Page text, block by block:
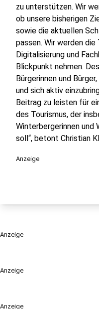
Anzeige
Anzeige
zu unterstützen. Wir
ob unsere bisherigen
sowie die aktuellen
passen. Wir werden
Digitalisierung und
Blickpunkt nehmen.
Bürgerinnen und
und sich aktiv
Beitrag zu leisten für
des Tourismus, der
Winterbergerinnen und
soll“, betont Christian
Anzeige
Anzeige